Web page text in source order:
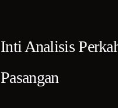
Inti Analisis
Pasangan